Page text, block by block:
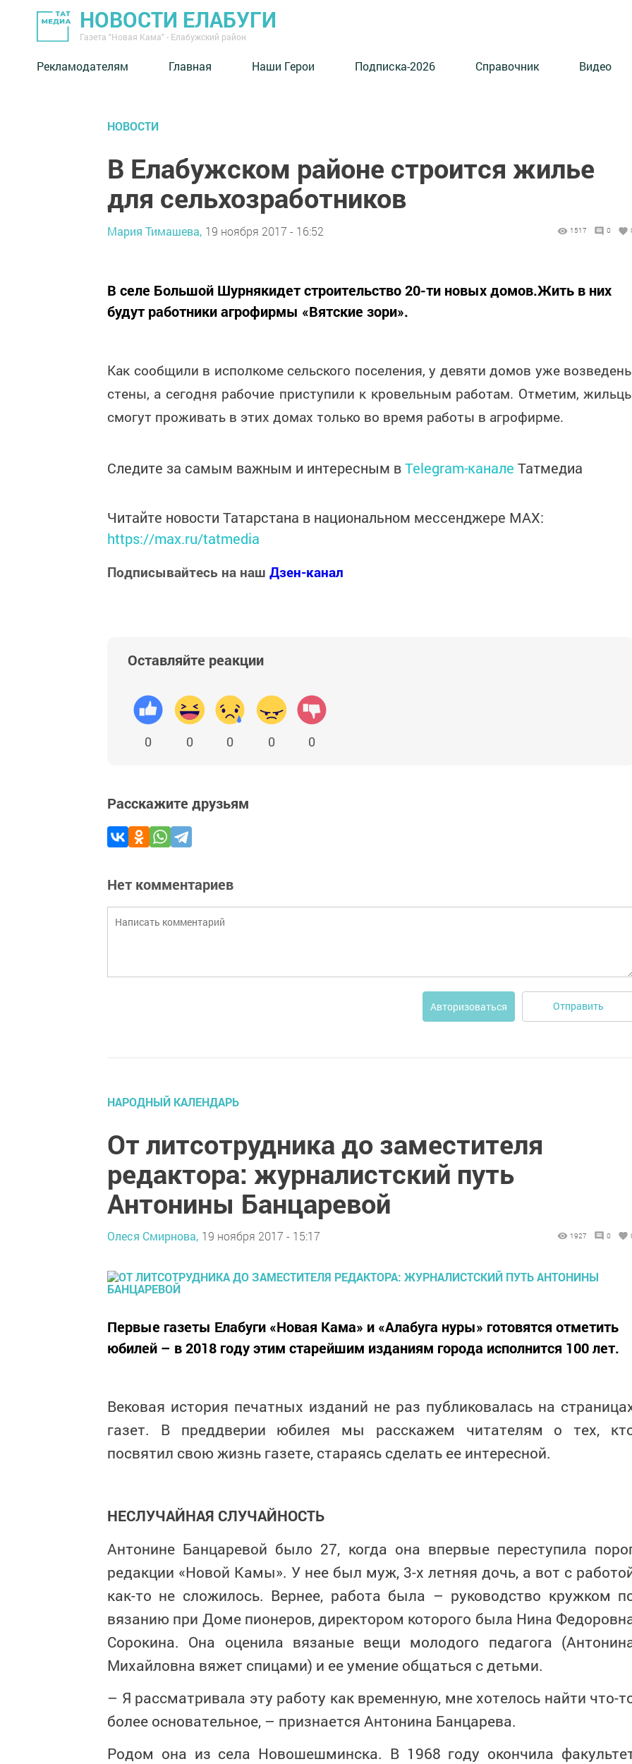
НОВОСТИ ЕЛАБУГИ
Газета "Новая Кама" - Елабужский район
Рекламодателям Главная Наши Герои Подписка-2026 Справочник Видео
НОВОСТИ
В Елабужском районе строится жилье
для сельхозработников
Мария Тимашева, 19 ноября 2017 - 16:52 1517 0
В селе Большой Шурнякидет строительство 20-ти новых домов.Жить в них
будут работники агрофирмы «Вятские зори».
Как сообщили в исполкоме сельского поселения, у девяти домов уже
стены, а сегодня рабочие приступили к кровельным работам. Отметим,
смогут проживать в этих домах только во время работы в агрофирме.
Следите за самым важным и интересным вTelegram-канале Татмедиа
Читайте новости Татарстана в национальном мессенджере MАХ:
https://max.ru/tatmedia
Подписывайтесь на наш Дзен-канал
Оставляйте реакции
0 0 0 0 0
Расскажите друзьям
Нет комментариев
Авторизоваться Отправить
НАРОДНЫЙ КАЛЕНДАРЬ
От литсотрудника до заместителя
редактора: журналистский путь
Антонины Банцаревой
Олеся Смирнова, 19 ноября 2017 - 15:17 1927 0
Первые газеты Елабуги «Новая Кама» и «Алабуга нуры» готовятся отметить
юбилей – в 2018 году этим старейшим изданиям города исполнится 100 лет.
Вековая история печатных изданий не раз публиковалась на
газет. В преддверии юбилея мы расскажем читателям о тех,
посвятил свою жизнь газете, стараясь сделать ее интересной.
НЕСЛУЧАЙНАЯ СЛУЧАЙНОСТЬ
Антонине Банцаревой было 27, когда она впервые переступила
редакции «Новой Камы». У нее был муж, 3-х летняя дочь, а вот с
как-то не сложилось. Вернее, работа была – руководство кружком
вязанию при Доме пионеров, директором которого была Нина
Сорокина. Она оценила вязаные вещи молодого педагога
Михайловна вяжет спицами) и ее умение общаться с детьми.
– Я рассматривала эту работу как временную, мне хотелось найти что-
более основательное, – признается Антонина Банцарева.
Родом она из села Новошешминска. В 1968 году окончила